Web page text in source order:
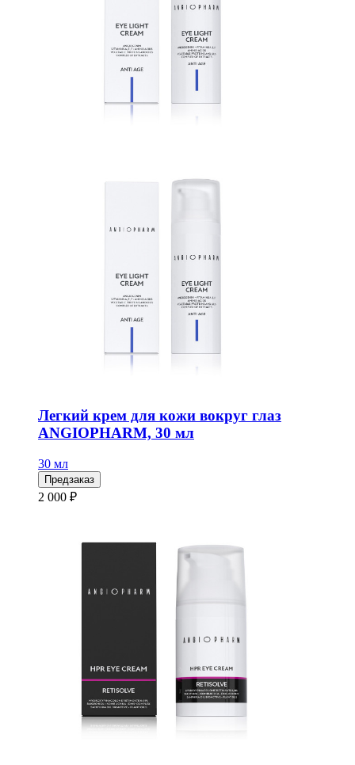
Легкий крем для кожи вокруг глаз
ANGIOPHARM, 30 мл
30 мл
Предзаказ
2 000 ₽